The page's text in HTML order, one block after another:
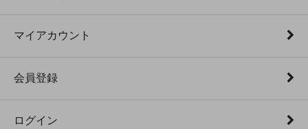
マイアカウント
会員登録
ログイン